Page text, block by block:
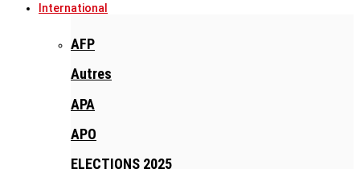
International
AFP
Autres
APA
APO
ELECTIONS 2025